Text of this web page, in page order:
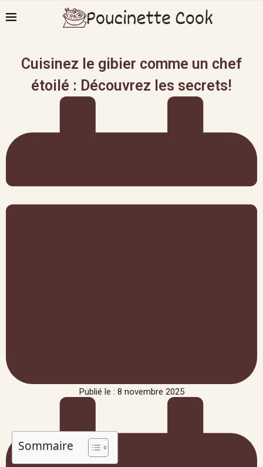
Cuisinez le gibier comme un chef
étoilé : Découvrez les secrets!
Publié le : 8 novembre 2025
Sommaire